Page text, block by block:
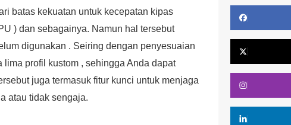
batas kekuatan untuk kecepatan kipas
) dan sebagainya. Namun hal tersebut
digunakan . Seiring dengan penyesuaian
profil kustom , sehingga Anda dapat
juga termasuk fitur kunci untuk menjaga
atau tidak sengaja.